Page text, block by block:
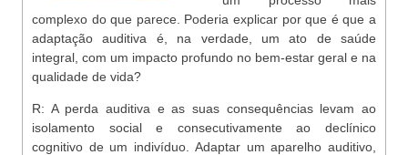
complexo do que parece. Poderia explicar por que é que a
adaptação auditiva é, na verdade, um ato de saúde
integral, com um impacto profundo no bem-estar geral e na
qualidade de vida?
R: A perda auditiva e as suas consequências levam ao
isolamento social e consecutivamente ao declínico
cognitivo de um indivíduo. Adaptar um aparelho auditivo,